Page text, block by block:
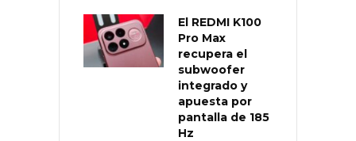
El REDMI K100
Pro Max
recupera el
subwoofer
integrado y
apuesta por
pantalla de 185
Hz